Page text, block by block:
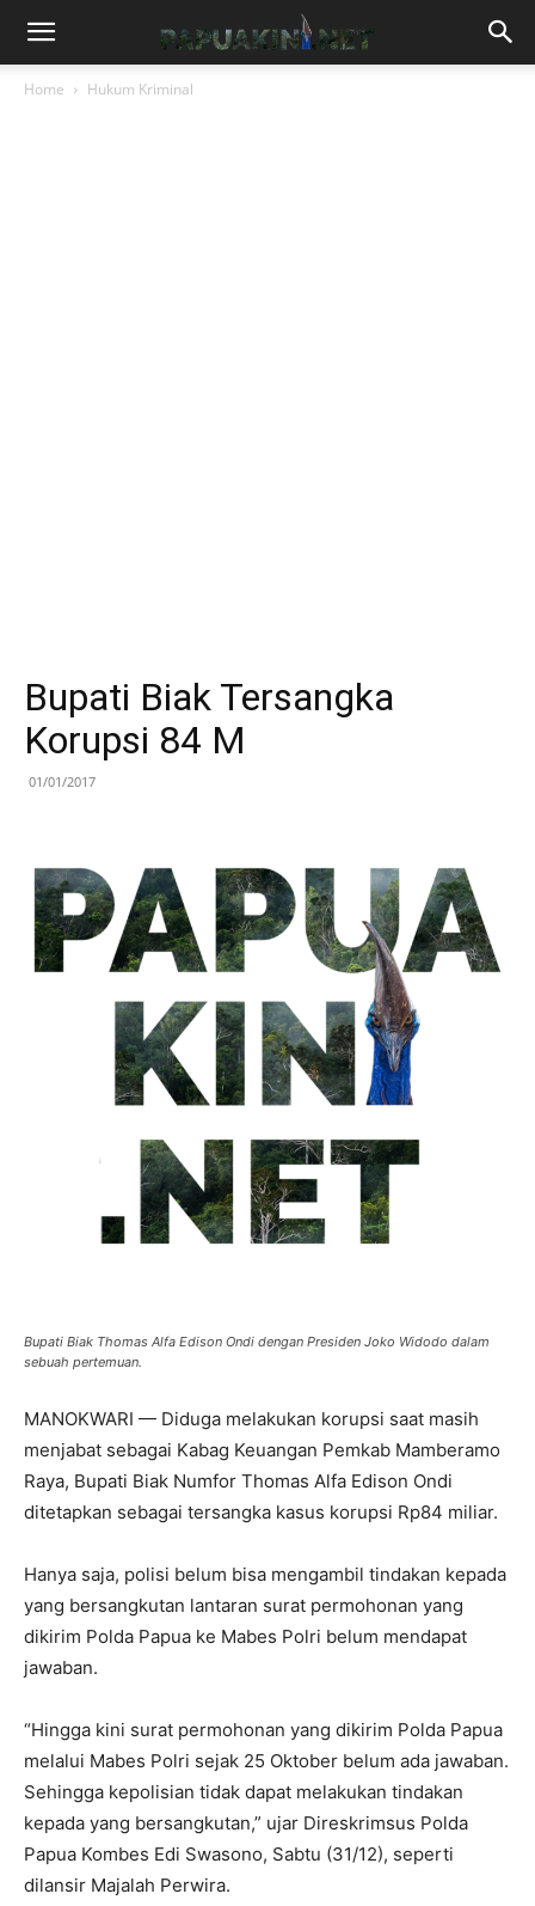
Home Hukum Kriminal
Bupati Biak Tersangka
Korupsi 84 M
01/01/2017
Bupati Biak Thomas Alfa Edison Ondi dengan Presiden Joko Widodo dalam
sebuah pertemuan.
MANOKWARI — Diduga melakukan korupsi saat masih
menjabat sebagai Kabag Keuangan Pemkab Mamberamo
Raya, Bupati Biak Numfor Thomas Alfa Edison Ondi
ditetapkan sebagai tersangka kasus korupsi Rp84 miliar.
Hanya saja, polisi belum bisa mengambil tindakan kepada
yang bersangkutan lantaran surat permohonan yang
dikirim Polda Papua ke Mabes Polri belum mendapat
jawaban.
“Hingga kini surat permohonan yang dikirim Polda Papua
melalui Mabes Polri sejak 25 Oktober belum ada jawaban.
Sehingga kepolisian tidak dapat melakukan tindakan
kepada yang bersangkutan,” ujar Direskrimsus Polda
Papua Kombes Edi Swasono, Sabtu (31/12), seperti
dilansir Majalah Perwira.